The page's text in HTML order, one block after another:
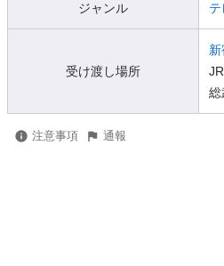
ジャンル
受け渡し場所
総
注意事項 通報